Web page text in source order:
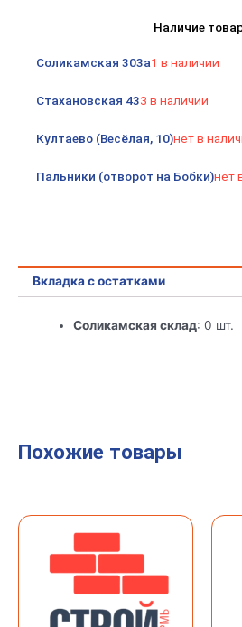
ТДМ
Наличие
Соликамская 303а1 в наличии
Стахановская 433 в наличии
Култаево (Весёлая, 10)нет в
Пальники (отворот на Бобки)нет
Вкладка с остатками
Соликамская склад: 0 шт.
Похожие товары